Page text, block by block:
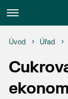
Menu
Úvod Úřad